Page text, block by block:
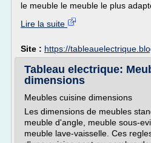
le meuble le meuble le plus
Lire la suite
Site : https://
Tableau electrique:
dimensions
Meubles cuisine dimensions
Les dimensions de meubles
meuble d'angle, meuble sous-
meuble lave-vaisselle. Ces